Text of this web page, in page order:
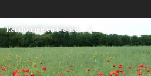
Randonnée en France